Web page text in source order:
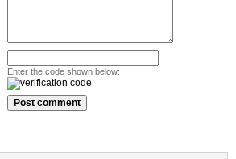
Enter the code shown below: